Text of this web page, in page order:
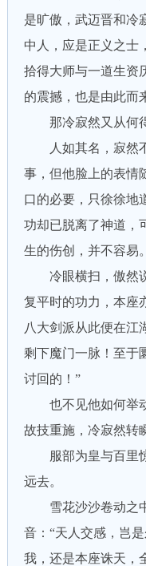
是旷傲，武迈晋和冷
中人，应是正义之士
拾得大师与一道生资
的震撼，也是由此而
那冷寂然又从何
人如其名，寂然不
事，但他脸上的表情
口的必要，只徐徐地
功却已脱离了神道，
生的伤创，并不容易
冷眼横扫，傲然说
复平时的功力，本座
八大剑派从此便在江
剩下魔门一脉！至于
讨回的！”
也不见他如何举动
故技重施，冷寂然转
服部为皇与百里惊
远去。
雪花沙沙卷动之中
音：“天人交感，岂
我，还是本座诛天，